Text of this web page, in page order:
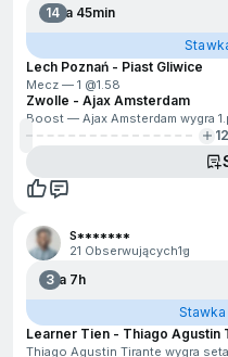
14Za 45min
Lech Poznań - Piast Gliwice
Mecz — 1 @1.58
Zwolle - Ajax Amsterdam
Boost — Ajax Amsterdam wygra
S*******
21 Obserwujących1g
3Za 7h
Stawka
Learner Tien - Thiago Agustin
Thiago Agustin Tirante wygra